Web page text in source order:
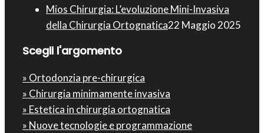
Mios Chirurgia : L’evoluzione Mini-Invasiva
della Chirurgia Ortognatica22 Maggio 2025
Scegli l'argomento
» Ortodonzia pre-chirurgica
» Chirurgia minimamente invasiva
» Estetica in chirurgia ortognatica
» Nuove tecnologie e programmazione